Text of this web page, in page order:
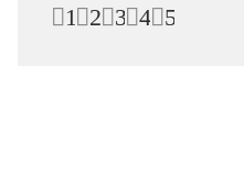
5
4
3
2
1